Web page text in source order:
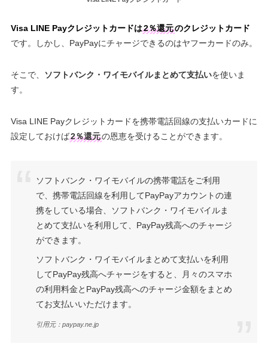
Visa LINE Payクレジットカードは2％還元のクレジットカード
です。しかし、PayPayにチャージできるのはヤフーカードのみ。
そこで、 ソフトバンク・ワイモバイルまとめて支払いを使いま
す。
Visa LINE Payクレジットカードを携帯電話回線の支払いカードに
設定しておけば2％還元の恩恵を受けることができます。
ソフトバンク・ワイモバイルの携帯電話をご利用
で、携帯電話回線を利用してPayPayアカウントの連
携をしている場合、ソフトバンク・ワイモバイルま
とめて支払いを利用して、PayPay残高へのチャージ
ができます。
ソフトバンク・ワイモバイルまとめて支払いを利用
してPayPay残高へチャージをすると、月々のスマホ
の利用料金とPayPay残高へのチャージ金額をまとめ
てお支払いいただけます。
引用元：paypay.ne.jp